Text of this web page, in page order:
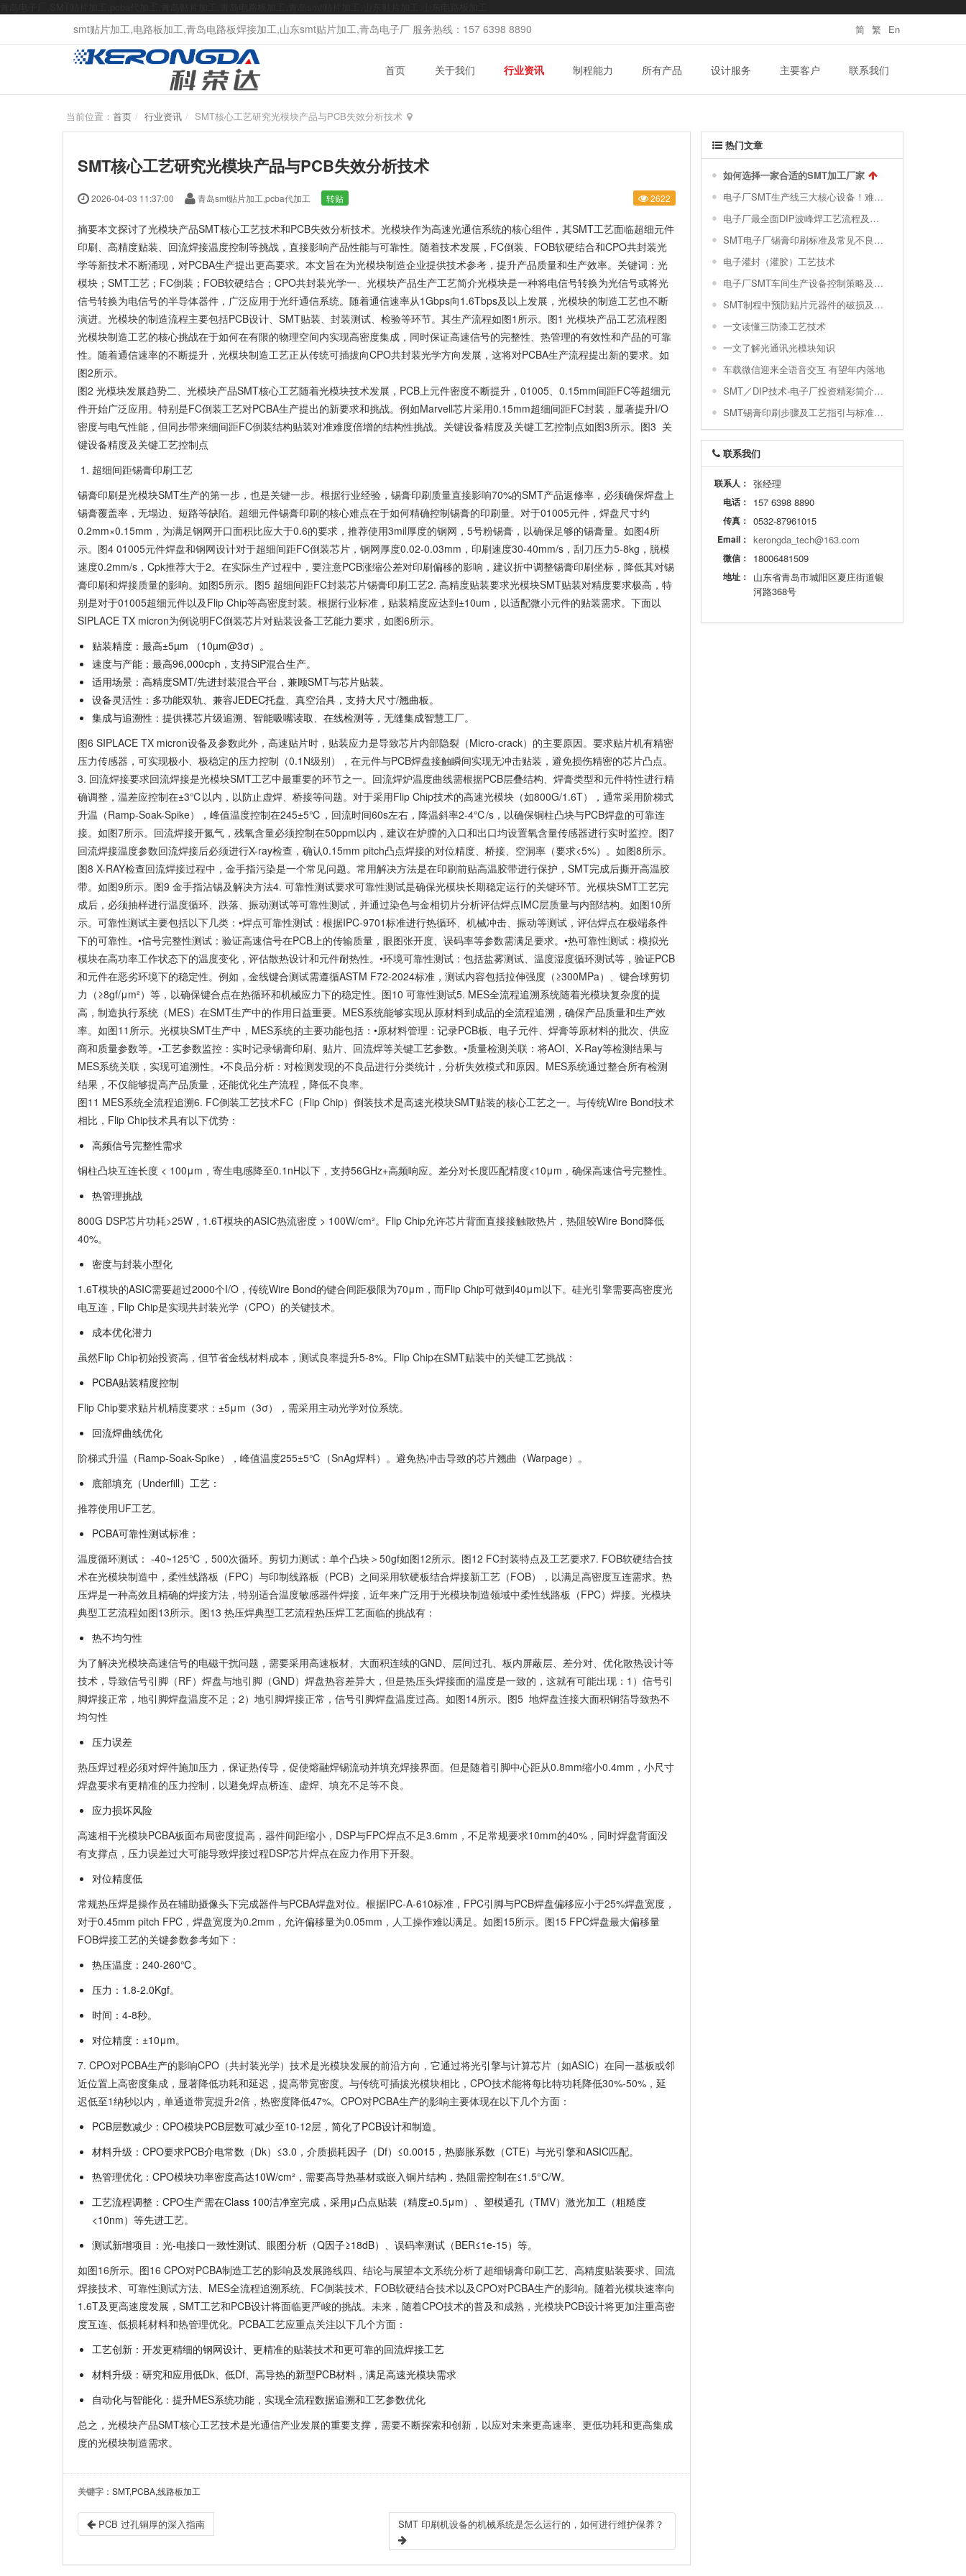
简 繁 En
smt贴片加工,电路板加工,青岛电路板焊接加工,山东smt贴片加工,青岛电子厂 服务热线：157 6398 8890
首页 关于我们 行业资讯 制程能力 所有产品 设计服务 主要客户 联系我们
当前位置： 首页 行业资讯 SMT核心工艺研究光模块产品与PCB失效分析技术
SMT核心工艺研究光模块产品与PCB失效分析技术
2026-04-03 11:37:00 青岛smt贴片加工,pcba代加工 转贴 2622
摘要本文探讨了光模块产品SMT核心工艺技术和PCB失效分析技术。光模块作为高速光通信系统的核心组件，其SMT工艺面临超细元件
印刷、高精度贴装、回流焊接温度控制等挑战，直接影响产品性能与可靠性。随着技术发展， FC倒装 、FOB软硬结合和CPO共封装光
学等新技术不断涌现，对PCBA生产提出更高要求。本文旨在为光模块制造企业提供技术参考，提升产品质量和生产效率。 关键词 ：光
模块；SMT工艺；FC倒装；FOB软硬结合； CPO共封装光学一、光模块产品生产工艺简介光模块是一种将电信号转换为光信号或将光
信号转换为电信号的半导体器件，广泛应用于光纤通信系统。随着通信速率从1Gbps向1.6Tbps及以上发展，光模块的制造工艺也不断
演进。光模块的制造流程主要包括PCB设计、SMT贴装、封装测试、检验等环节。其生产流程如图1所示。图1 光模块产品工艺流程图
光模块制造工艺的核心挑战在于如何在有限的物理空间内实现高密度集成，同时保证高速信号的完整性、热管理的有效性和产品的可靠
性。随着通信速率的不断提升，光模块制造工艺正从传统可插拔向CPO共封装光学方向发展，这将对PCBA生产流程提出新的要求。如
图2所示。
图2 光模块发展趋势二、光模块产品SMT核心工艺随着光模块技术发展，PCB上元件密度不断提升，01005、0.15mm间距FC等超细元
件开始广泛应用。特别是FC倒装工艺对PCBA生产提出的新要求和挑战。例如Marvell芯片采用0.15mm超细间距FC封装，显著提升I/O
密度与电气性能，但同步带来细间距FC倒装结构贴装对准难度倍增的结构性挑战。关键设备精度及关键工艺控制点如图3所示。 图3 关
键设备精度及关键工艺控制点
超细间距锡膏印刷工艺
锡膏印刷是光模块SMT生产的第一步，也是关键一步。根据行业经验，锡膏印刷质量直接影响70%的SMT产品返修率，必须确保焊盘上
锡膏覆盖率，无塌边、短路等缺陷。超细元件锡膏印刷的核心难点在于如何精确控制锡膏的印刷量。对于01005元件 ，焊盘尺寸约
0.2mm×0.15mm，为满足钢网开口面积比应大于0.6的要求，推荐使用3mil厚度的钢网，5号粉锡膏，以确保足够的锡膏量。如图4所
示。图4 01005元件焊盘和钢网设计对于超细间距FC倒装芯片，钢网厚度0.02-0.03mm，印刷速度30-40mm/s，刮刀压力5-8kg，脱模
速度0.2mm/s，Cpk推荐大于2。在实际生产过程中，要注意PCB涨缩公差对印刷偏移的影响，建议折中调整锡膏印刷坐标，降低其对锡
膏印刷和焊接质量的影响。如图5所示。图5 超细间距FC封装芯片锡膏印刷工艺2. 高精度贴装要求光模块SMT贴装对精度要求极高，特
别是对于01005超细元件以及Flip Chip等高密度封装。根据行业标准，贴装精度应达到±10um，以适配微小元件的贴装需求。下面以
SIPLACE TX micron为例说明FC倒装芯片对贴装设备工艺能力要求，如图6所示。
贴装精度：最高±5µm （10µm@3σ）。
速度与产能： 最高96,000cph，支持SiP混合生产。
适用场景 ： 高精度SMT/先进封装混合平台，兼顾SMT与芯片贴装。
设备灵活性： 多功能双轨、兼容JEDEC托盘、真空治具，支持大尺寸/翘曲板。
集成与追溯性 ： 提供裸芯片级追溯、智能吸嘴读取、在线检测等，无缝集成智慧工厂。
图6 SIPLACE TX micron设备及参数此外，高速贴片时，贴装应力是导致芯片内部隐裂（Micro-crack）的主要原因。要求贴片机有精密
压力传感器，可实现极小、极稳定的压力控制（0.1N级别），在元件与PCB焊盘接触瞬间实现无冲击贴装，避免损伤精密的芯片凸点。
3. 回流焊接要求回流焊接是光模块SMT工艺中最重要的环节之一。回流焊炉温度曲线需根据PCB层叠结构、焊膏类型和元件特性进行精
确调整，温差应控制在±3℃以内，以防止虚焊、桥接等问题。对于采用Flip Chip技术的高速光模块（如800G/1.6T），通常采用阶梯式
升温（Ramp-Soak-Spike），峰值温度控制在245±5℃，回流时间60s左右，降温斜率2-4℃/s，以确保铜柱凸块与PCB焊盘的可靠连
接。如图7所示。回流焊接开氮气，残氧含量必须控制在50ppm以内，建议在炉膛的入口和出口均设置氧含量传感器进行实时监控。图7
回流焊接温度参数回流焊接后必须进行X-ray检查，确认0.15mm pitch凸点焊接的对位精度、桥接、空洞率（要求<5%）。如图8所示。
图8 X-RAY检查回流焊接过程中， 金手指污染是一个常见问题。常用解决方法是在印刷前贴高温胶带进行保护，SMT完成后撕开高温胶
带。如图9所示。图9 金手指沾锡及解决方法4. 可靠性测试要求可靠性测试是确保光模块长期稳定运行的关键环节。光模块SMT工艺完
成后，必须抽样进行温度循环、跌落、振动测试等可靠性测试，并通过染色与金相切片分析评估焊点IMC层质量与内部结构。如图10所
示。可靠性测试主要包括以下几类： •焊点可靠性测试 ：根据IPC-9701标准进行热循环、机械冲击、振动等测试，评估焊点在极端条件
下的可靠性。 •信号完整性测试 ：验证高速信号在PCB上的传输质量，眼图张开度、误码率等参数需满足要求。 •热可靠性测试 ：模拟光
模块在高功率工作状态下的温度变化，评估散热设计和元件耐热性。 •环境可靠性测试 ：包括盐雾测试、温度湿度循环测试等，验证PCB
和元件在恶劣环境下的稳定性。 例如，金线键合测试需遵循ASTM F72-2024标准，测试内容包括拉伸强度（≥300MPa）、键合球剪切
力（≥8gf/μm²）等，以确保键合点在热循环和机械应力下的稳定性。图10 可靠性测试5. MES全流程追溯系统随着光模块复杂度的提
高，制造执行系统（MES）在SMT生产中的作用日益重要。MES系统能够实现从原材料到成品的全流程追溯，确保产品质量和生产效
率。如图11所示。光模块SMT生产中，MES系统的主要功能包括： •原材料管理 ：记录PCB板、电子元件、焊膏等原材料的批次、供应
商和质量参数等。 •工艺参数监控 ：实时记录锡膏印刷、贴片、回流焊等关键工艺参数。 •质量检测关联 ：将AOI、X-Ray等检测结果与
MES系统关联，实现可追溯性。 •不良品分析 ：对检测发现的不良品进行分类统计，分析失效模式和原因。 MES系统通过整合所有检测
结果，不仅能够提高产品质量，还能优化生产流程，降低不良率。
图11 MES系统全流程追溯6. FC倒装工艺技术FC（Flip Chip）倒装技术是高速光模块SMT贴装的核心工艺之一。与传统Wire Bond技术
相比，Flip Chip技术具有以下优势：
高频信号完整性需求
铜柱凸块互连长度 < 100μm，寄生电感降至0.1nH以下，支持56GHz+高频响应。差分对长度匹配精度<10μm，确保高速信号完整性。
热管理挑战
800G DSP芯片功耗>25W，1.6T模块的ASIC热流密度 > 100W/cm²。Flip Chip允许芯片背面直接接触散热片，热阻较Wire Bond降低
40%。
密度与封装小型化
1.6T模块的ASIC需要超过2000个I/O，传统Wire Bond的键合间距极限为70μm，而Flip Chip可做到40μm以下。硅光引擎需要高密度光
电互连，Flip Chip是实现共封装光学（CPO）的关键技术。
成本优化潜力
虽然Flip Chip初始投资高，但节省金线材料成本，测试良率提升5-8%。Flip Chip在SMT贴装中的关键工艺挑战：
PCBA贴装精度控制
Flip Chip要求贴片机精度要求：±5μm（3σ），需采用主动光学对位系统。
回流焊曲线优化
阶梯式升温（Ramp-Soak-Spike），峰值温度255±5℃（SnAg焊料）。避免热冲击导致的芯片翘曲（Warpage）。
底部填充（Underfill）工艺：
推荐使用UF工艺。
PCBA可靠性测试标准：
温度循环测试： -40~125℃，500次循环。剪切力测试：单个凸块＞50gf如图12所示。图12 FC封装特点及工艺要求7. FOB软硬结合技
术在光模块制造中，柔性线路板（FPC）与印制线路板（PCB）之间采用软硬板结合焊接新工艺（FOB），以满足高密度互连需求。热
压焊是一种高效且精确的焊接方法，特别适合温度敏感器件焊接，近年来广泛用于光模块制造领域中柔性线路板（FPC）焊接。光模块
典型工艺流程如图13所示。图13 热压焊典型工艺流程热压焊工艺面临的挑战有：
热不均匀性
为了解决光模块高速信号的电磁干扰问题，需要采用高速板材、大面积连续的GND、层间过孔、板内屏蔽层、差分对、优化散热设计等
技术，导致信号引脚（RF）焊盘与地引脚（GND）焊盘热容差异大，但是热压头焊接面的温度是一致的，这就有可能出现：1）信号引
脚焊接正常，地引脚焊盘温度不足；2）地引脚焊接正常，信号引脚焊盘温度过高。如图14所示。图5 地焊盘连接大面积铜箔导致热不
均匀性
压力误差
热压焊过程必须对焊件施加压力，保证热传导，促使熔融焊锡流动并填充焊接界面。但是随着引脚中心距从0.8mm缩小0.4mm，小尺寸
焊盘要求有更精准的压力控制，以避免焊点桥连、虚焊、填充不足等不良。
应力损坏风险
高速相干光模块PCBA板面布局密度提高，器件间距缩小，DSP与FPC焊点不足3.6mm，不足常规要求10mm的40%，同时焊盘背面没
有支撑点，压力误差过大可能导致焊接过程DSP芯片焊点在应力作用下开裂。
对位精度低
常规热压焊是操作员在辅助摄像头下完成器件与PCBA焊盘对位。根据IPC-A-610标准，FPC引脚与PCB焊盘偏移应小于25%焊盘宽度，
对于0.45mm pitch FPC，焊盘宽度为0.2mm，允许偏移量为0.05mm，人工操作难以满足。如图15所示。图15 FPC焊盘最大偏移量
FOB焊接工艺的关键参数参考如下：
热压温度：240-260℃。
压力：1.8-2.0Kgf。
时间：4-8秒。
对位精度：±10μm。
7. CPO对PCBA生产的影响CPO（共封装光学）技术是光模块发展的前沿方向，它通过将光引擎与计算芯片（如ASIC）在同一基板或邻
近位置上高密度集成，显著降低功耗和延迟，提高带宽密度。与传统可插拔光模块相比，CPO技术能将每比特功耗降低30%-50%，延
迟低至1纳秒以内，单通道带宽提升2倍，热密度降低47%。CPO对PCBA生产的影响主要体现在以下几个方面：
PCB层数减少 ：CPO模块PCB层数可减少至10-12层，简化了PCB设计和制造。
材料升级 ：CPO要求PCB介电常数（Dk）≤3.0，介质损耗因子（Df）≤0.0015，热膨胀系数（CTE）与光引擎和ASIC匹配。
热管理优化 ：CPO模块功率密度高达10W/cm²，需要高导热基材或嵌入铜片结构，热阻需控制在≤1.5°C/W。
工艺流程调整 ：CPO生产需在Class 100洁净室完成，采用μ凸点贴装（精度±0.5μm）、塑模通孔（TMV）激光加工（粗糙度
<10nm）等先进工艺。
测试新增项目 ：光-电接口一致性测试、眼图分析（Q因子≥18dB）、误码率测试（BER≤1e-15）等。
如图16所示。图16 CPO对PCBA制造工艺的影响及发展路线四、结论与展望本文系统分析了超细锡膏印刷工艺、高精度贴装要求、回流
焊接技术、可靠性测试方法、MES全流程追溯系统、FC倒装技术、FOB软硬结合技术以及CPO对PCBA生产的影响。 随着光模块速率向
1.6T及更高速度发展，SMT工艺和PCB设计将面临更严峻的挑战。未来，随着CPO技术的普及和成熟，光模块PCB设计将更加注重高密
度互连、低损耗材料和热管理优化。 PCBA工艺应重点关注以下几个方面 ：
工艺创新 ：开发更精细的钢网设计、更精准的贴装技术和更可靠的回流焊接工艺
材料升级 ：研究和应用低Dk、低Df、高导热的新型PCB材料，满足高速光模块需求
自动化与智能化 ：提升MES系统功能，实现全流程数据追溯和工艺参数优化
总之，光模块产品SMT核心工艺技术是光通信产业发展的重要支撑，需要不断探索和创新，以应对未来更高速率、更低功耗和更高集成
度的光模块制造需求。
关键字 ：SMT,PCBA,线路板加工
PCB 过孔铜厚的深入指南 SMT 印刷机设备的机械系统是怎么运行的，如何进行维护保养？
热门文章
如何选择一家合适的SMT加工厂家
电子厂SMT生产线三大核心设备！难得一见的SMT制程关键工艺视频！
电子厂最全面DIP波峰焊工艺流程及波峰焊接的缺陷不良原因分析 !
SMT电子厂锡膏印刷标准及常见不良分析汇总
电子灌封（灌胶）工艺技术
电子厂SMT车间生产设备控制策略及对环境的要求|干货分享
SMT制程中预防贴片元器件的破损及撞件
一文读懂三防漆工艺技术
一文了解光通讯光模块知识
车载微信迎来全语音交互 有望年内落地
SMT／DIP技术-电子厂投资精彩简介与配置图示
SMT锡膏印刷步骤及工艺指引与标准及常不良
联系我们
联系人： 张经理
电话： 157 6398 8890
传真： 0532-87961015
Email： kerongda_tech@163.com
微信： 18006481509
地址：
山东省青岛市城阳区夏庄街道银
河路368号